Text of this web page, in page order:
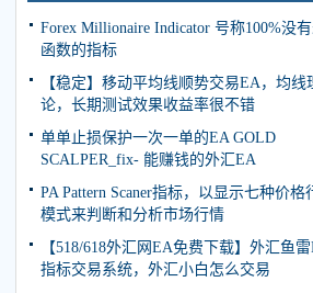
Forex Millionaire Indicator 号称100%没
函数的指标
【稳定】移动平均线顺势交易EA，均线
论，长期测试效果收益率很不错
单单止损保护一次一单的EA GOLD
SCALPER_fix- 能赚钱的外汇EA
PA Pattern Scaner指标，以显示七种价格
模式来判断和分析市场行情
【518/618外汇网EA免费下载】外汇鱼
指标交易系统，外汇小白怎么交易